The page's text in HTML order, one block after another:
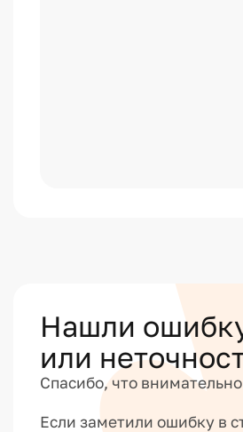
Нашли
или
Спасибо, что
Если заметили ошибку в